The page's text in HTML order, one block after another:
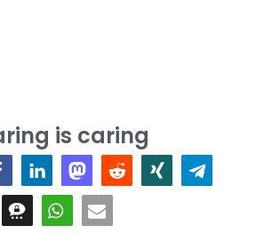
is caring